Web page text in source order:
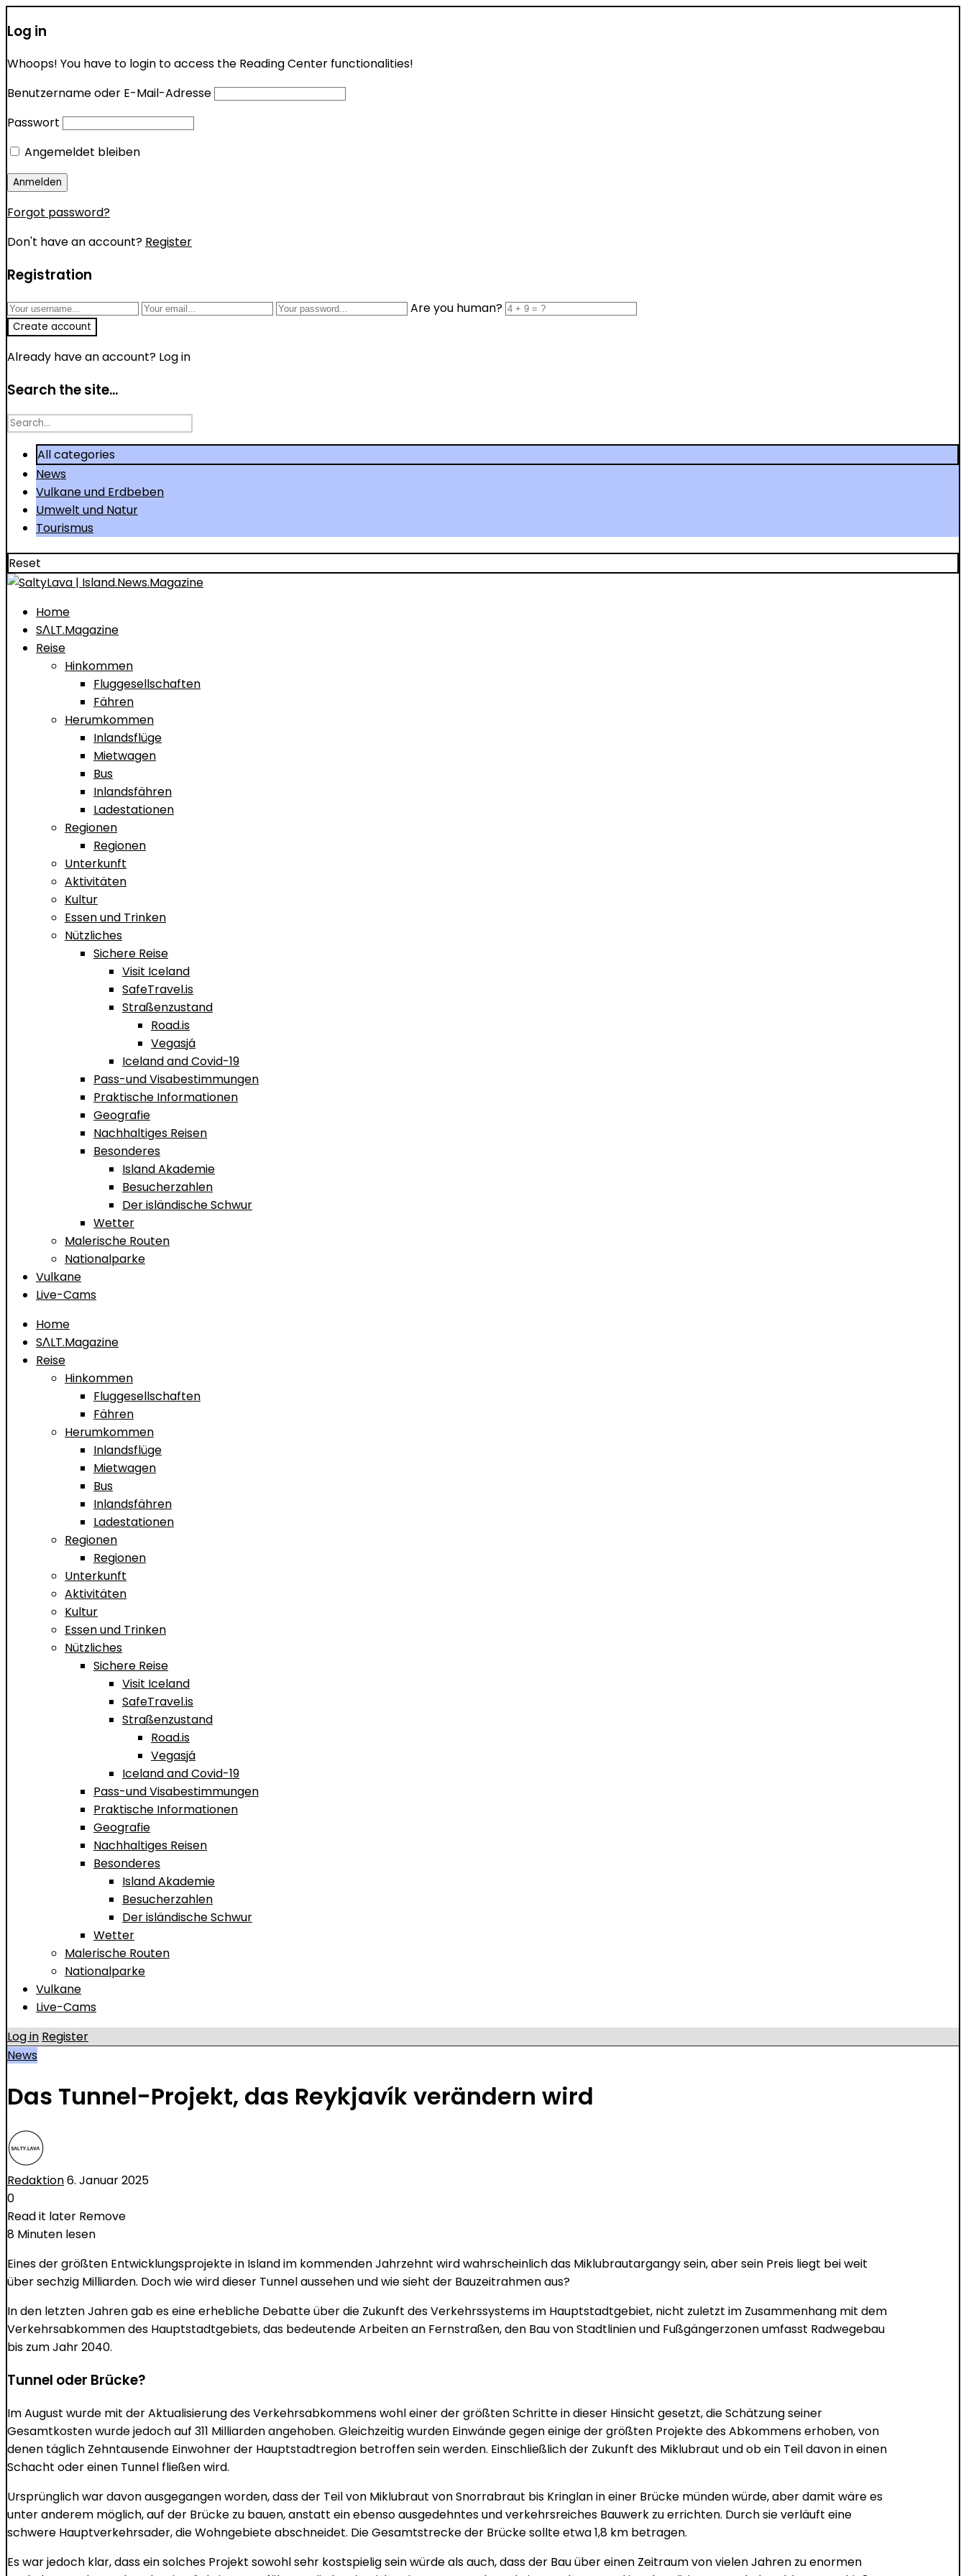
Log in
Whoops! You have to login to access the Reading Center functionalities!
Benutzername oder E-Mail-Adresse
Passwort
Angemeldet bleiben
Forgot password?
Don't have an account? Register
Registration
Are you human?
Already have an account? Log in
Search the site...
Search
All categories
News
Vulkane und Erdbeben
Umwelt und Natur
Tourismus
Reset
Home
SΛLT.Magazine
Reise
Hinkommen
Fluggesellschaften
Fähren
Herumkommen
Inlandsflüge
Mietwagen
Bus
Inlandsfähren
Ladestationen
Regionen
Regionen
Unterkunft
Aktivitäten
Kultur
Essen und Trinken
Nützliches
Sichere Reise
Visit Iceland
SafeTravel.is
Straßenzustand
Road.is
Vegasjá
Iceland and Covid-19
Pass-und Visabestimmungen
Praktische Informationen
Geografie
Nachhaltiges Reisen
Besonderes
Island Akademie
Besucherzahlen
Der isländische Schwur
Wetter
Malerische Routen
Nationalparke
Vulkane
Live-Cams
Home
SΛLT.Magazine
Reise
Hinkommen
Fluggesellschaften
Fähren
Herumkommen
Inlandsflüge
Mietwagen
Bus
Inlandsfähren
Ladestationen
Regionen
Regionen
Unterkunft
Aktivitäten
Kultur
Essen und Trinken
Nützliches
Sichere Reise
Visit Iceland
SafeTravel.is
Straßenzustand
Road.is
Vegasjá
Iceland and Covid-19
Pass-und Visabestimmungen
Praktische Informationen
Geografie
Nachhaltiges Reisen
Besonderes
Island Akademie
Besucherzahlen
Der isländische Schwur
Wetter
Malerische Routen
Nationalparke
Vulkane
Live-Cams
Log in Register
News
Das Tunnel-Projekt, das Reykjavík verändern wird
Redaktion6. Januar 2025
0
Read it later Remove
8 Minuten lesen
Eines der größten Entwicklungsprojekte in Island im kommenden Jahrzehnt wird wahrscheinlich das Miklubrautargangy sein, aber sein Preis liegt bei weit
über sechzig Milliarden. Doch wie wird dieser Tunnel aussehen und wie sieht der Bauzeitrahmen aus?
In den letzten Jahren gab es eine erhebliche Debatte über die Zukunft des Verkehrssystems im Hauptstadtgebiet, nicht zuletzt im Zusammenhang mit dem
Verkehrsabkommen des Hauptstadtgebiets, das bedeutende Arbeiten an Fernstraßen, den Bau von Stadtlinien und Fußgängerzonen umfasst Radwegebau
bis zum Jahr 2040.
Tunnel oder Brücke?
Im August wurde mit der Aktualisierung des Verkehrsabkommens wohl einer der größten Schritte in dieser Hinsicht gesetzt, die Schätzung seiner
Gesamtkosten wurde jedoch auf 311 Milliarden angehoben. Gleichzeitig wurden Einwände gegen einige der größten Projekte des Abkommens erhoben, von
denen täglich Zehntausende Einwohner der Hauptstadtregion betroffen sein werden. Einschließlich der Zukunft des Miklubraut und ob ein Teil davon in einen
Schacht oder einen Tunnel fließen wird.
Ursprünglich war davon ausgegangen worden, dass der Teil von Miklubraut von Snorrabraut bis Kringlan in einer Brücke münden würde, aber damit wäre es
unter anderem möglich, auf der Brücke zu bauen, anstatt ein ebenso ausgedehntes und verkehrsreiches Bauwerk zu errichten. Durch sie verläuft eine
schwere Hauptverkehrsader, die Wohngebiete abschneidet. Die Gesamtstrecke der Brücke sollte etwa 1,8 km betragen.
Es war jedoch klar, dass ein solches Projekt sowohl sehr kostspielig sein würde als auch, dass der Bau über einen Zeitraum von vielen Jahren zu enormen